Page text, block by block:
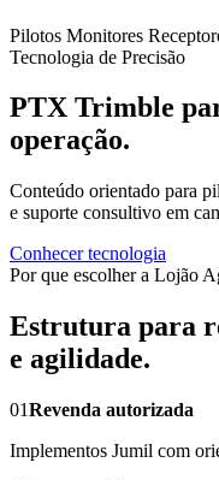
Pilotos Monitores
Tecnologia de Precisão
PTX Trimble
operação.
Conteúdo orientado para
e suporte consultivo em
Conhecer tecnologia
Por que escolher a Lojão
Estrutura para
e agilidade.
01Revenda autorizada
Implementos Jumil com